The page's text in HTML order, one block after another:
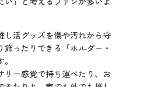
し活グッズを傷や汚れから守
飾ったりできる「ホルダー・
リー感覚で持ち運べたり、お